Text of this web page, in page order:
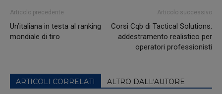
Articolo precedente
Un’italiana in testa al ranking
mondiale di tiro
Articolo successivo
Corsi Cqb di Tactical Solutions:
addestramento realistico per
operatori professionisti
ARTICOLI CORRELATI ALTRO DALL'AUTORE